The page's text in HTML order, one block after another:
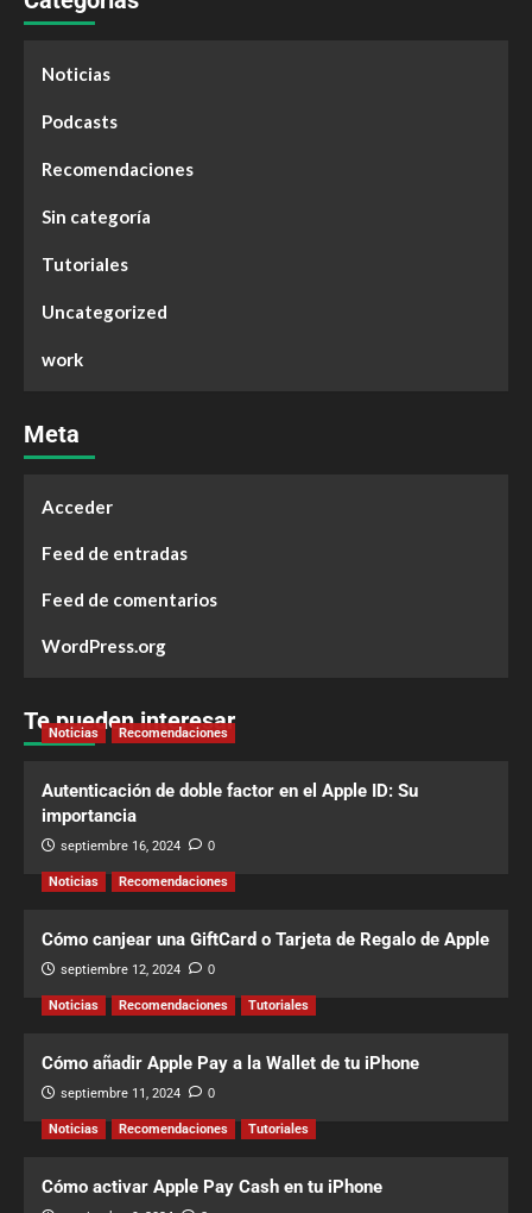
Noticias
Podcasts
Recomendaciones
Sin categoría
Tutoriales
Uncategorized
work
Meta
Acceder
Feed de entradas
Feed de comentarios
WordPress.org
Te pueden interesar
Noticias Recomendaciones
Autenticación de doble factor en el Apple ID: Su
importancia
septiembre 16, 2024 0
Noticias Recomendaciones
Cómo canjear una GiftCard o Tarjeta de Regalo de Apple
septiembre 12, 2024 0
Noticias Recomendaciones Tutoriales
Cómo añadir Apple Pay a la Wallet de tu iPhone
septiembre 11, 2024 0
Noticias Recomendaciones Tutoriales
Cómo activar Apple Pay Cash en tu iPhone